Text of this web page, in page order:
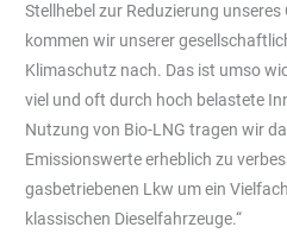
Stellhebel zur Reduzierung
kommen wir unserer
Klimaschutz nach. Das ist umso
viel und oft durch hoch belastete
Nutzung von Bio-LNG tragen wir
Emissionswerte erheblich zu
gasbetriebenen Lkw um ein
klassischen Dieselfahrzeuge.“